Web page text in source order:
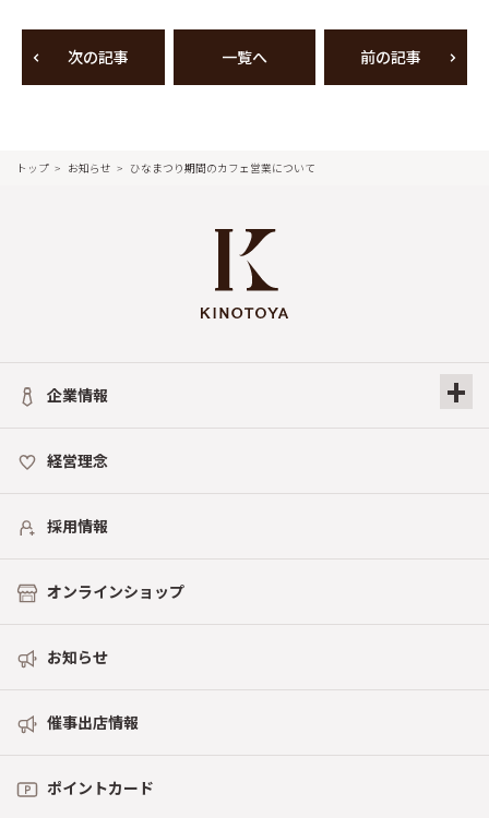
次の記事 一覧へ 前の記事
トップ お知らせ ひなまつり期間のカフェ営業について
企業情報 +
経営理念
採用情報
オンラインショップ
お知らせ
催事出店情報
ポイントカード